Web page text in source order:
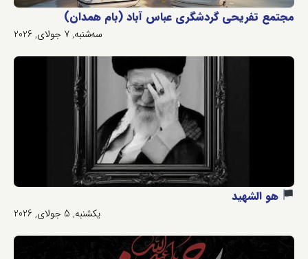
مجتمع تفریحی گردشگری عباس آباد (بام همدان)
سه‌شنبه, 7 جولای, 2026
هو الشهید
یکشنبه, 5 جولای, 2026